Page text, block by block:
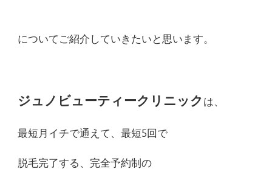
についてご紹介していきたいと思います。
ジュノビューティークリニックは、
最短月イチで通えて、最短5回で
脱毛完了する、完全予約制の